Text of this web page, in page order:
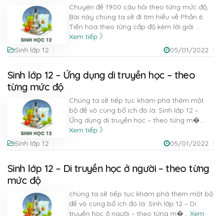
Chuyên đề 1900 câu hỏi theo từng mức độ,
Bài này chúng ta sẽ đi tìm hiểu về Phần 6:
Tiến hóa theo từng cấp độ kèm lời giải ...
Xem tiếp
Sinh lớp 12
05/01/2022
Sinh lớp 12 – Ứng dụng di truyền học – theo
từng mức độ
Chúng ta sẽ tiếp tục khám phá thêm một
bộ đề vô cùng bổ ích đó là: Sinh lớp 12 –
Ứng dụng di truyền học – theo từng m�...
Xem tiếp
Sinh lớp 12
05/01/2022
Sinh lớp 12 – Di truyền học ở người – theo từng
mức độ
chúng ta sẽ tiếp tục khám phá thêm một bộ
đề vô cùng bổ ích đó là: Sinh lớp 12 – Di
truyền học ở người – theo từng m�... Xem